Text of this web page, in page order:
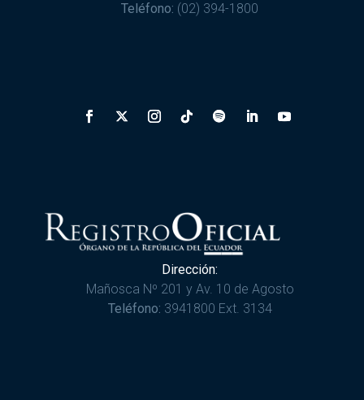
Teléfono: (02) 394-1800
Dirección:
Mañosca Nº 201 y Av. 10 de Agosto
Teléfono: 3941800 Ext. 3134